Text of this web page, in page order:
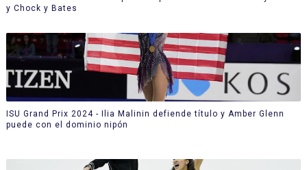
y Chock y Bates
ISU Grand Prix 2024 - Ilia Malinin defiende título y Amber Glenn
puede con el dominio nipón